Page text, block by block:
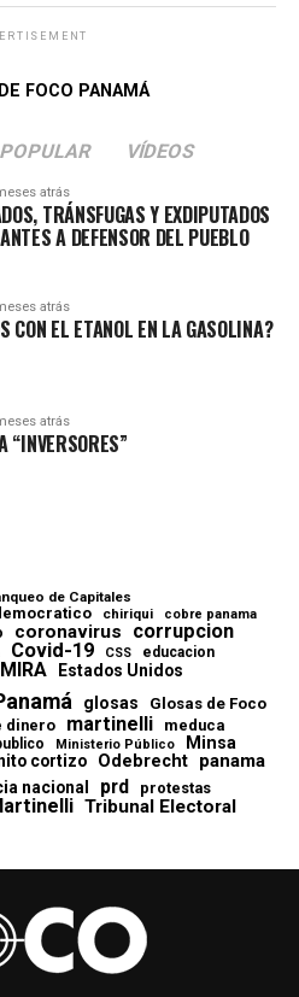
FOCO PANAMÁ
POPULAR VÍDEOS
atrás
TRÁNSFUGAS Y EXDIPUTADOS
A DEFENSOR DEL PUEBLO
atrás
CON EL ETANOL EN LA GASOLINA?
atrás
“INVERSORES”
de Capitales
chiriqui cobre panama
coronavirus corrupcion
Covid-19 CSS educacion
Estados Unidos
glosas Glosas de Foco
dinero martinelli meduca
Ministerio Público Minsa
cortizo Odebrecht panama
nacional prd protestas
Tribunal Electoral